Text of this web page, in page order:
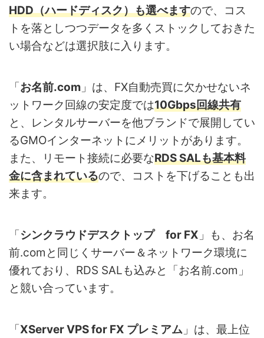
HDD（ハードディスク）も選べますので、コス
トを落としつつデータを多くストックしておきた
い場合などは選択肢に入ります。
「お名前.com 」は、FX自動売買に欠かせないネ
ットワーク回線の安定度では10Gbps回線共有
と、レンタルサーバーを他ブランドで展開してい
るGMOインターネットにメリットがあります。
また、リモート接続に必要なRDS SALも基本料
金に含まれているので、コストを下げることも出
来ます。
「シンクラウドデスクトップ for FX 」も、お名
前.comと同じくサーバー＆ネットワーク環境に
優れており、RDS SALも込みと「お名前.com」
と競い合っています。
「XServer VPS for FX プレミアム 」は、最上位